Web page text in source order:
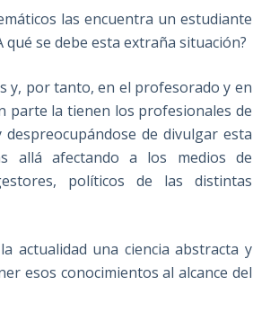
las encuentra un estudiante
se debe esta extraña situación?
y, por tanto, en el profesorado y en
parte la tienen los profesionales de
de divulgar esta
allá afectando a los medios de
políticos de las distintas
actualidad una ciencia abstracta y
esos conocimientos al alcance del